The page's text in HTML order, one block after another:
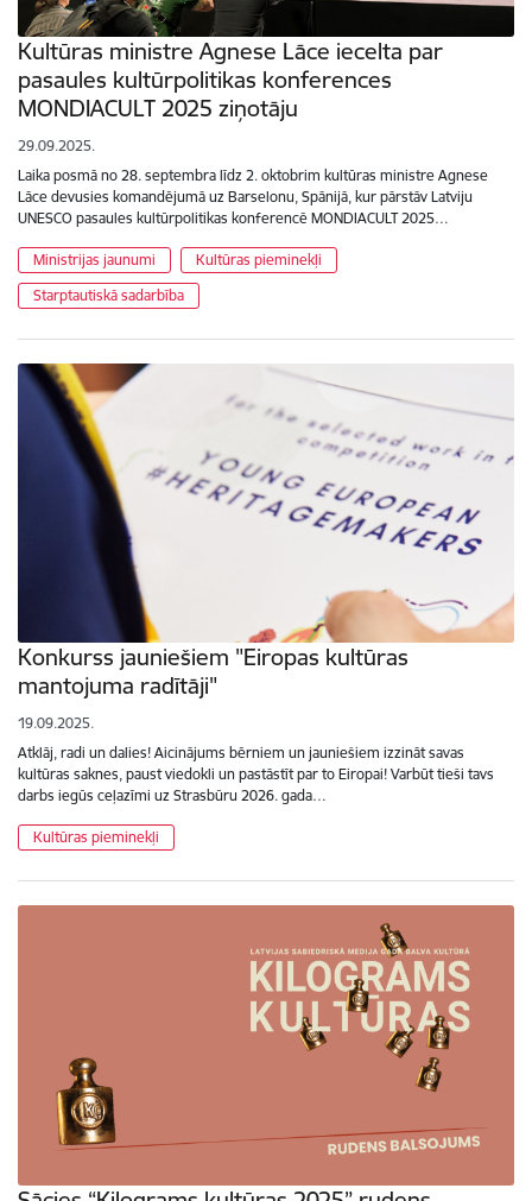
Kultūras ministre Agnese Lāce iecelta par
pasaules kultūrpolitikas konferences
MONDIACULT 2025 ziņotāju
29.09.2025.
Laika posmā no 28. septembra līdz 2. oktobrim kultūras ministre Agnese
Lāce devusies komandējumā uz Barselonu, Spānijā, kur pārstāv Latviju
UNESCO pasaules kultūrpolitikas konferencē MONDIACULT 2025…
Ministrijas jaunumi
Kultūras pieminekļi
Starptautiskā sadarbība
Konkurss jauniešiem "Eiropas kultūras
mantojuma radītāji"
19.09.2025.
Atklāj, radi un dalies! Aicinājums bērniem un jauniešiem izzināt savas
kultūras saknes, paust viedokli un pastāstīt par to Eiropai! Varbūt tieši tavs
darbs iegūs ceļazīmi uz Strasbūru 2026. gada…
Kultūras pieminekļi